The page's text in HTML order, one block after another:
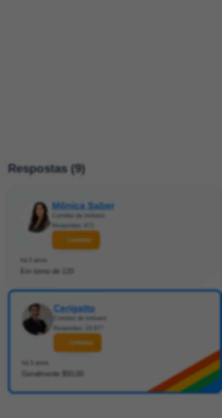
Respostas (9)
Mônica Saber
Corretor de imóveis
Respostas: 471
Contatar
há 5 anos
Em torno de 120
Cerigatto
Corretor de imóveis
Respostas: 20.877
Contatar
há 5 anos
Geralmente $50,00